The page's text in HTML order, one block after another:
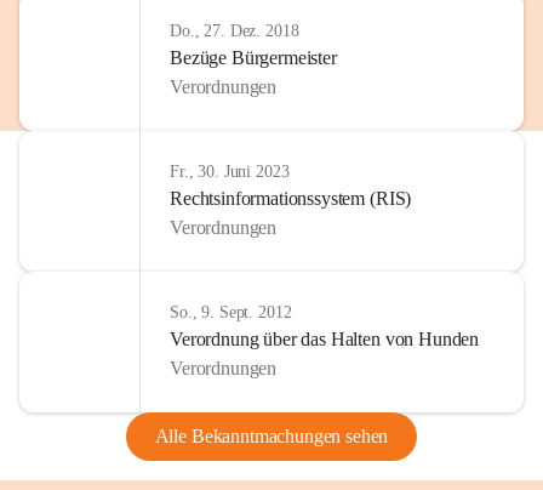
Do., 27. Dez. 2018
Bezüge Bürgermeister
Verordnungen
Fr., 30. Juni 2023
Rechtsinformationssystem (RIS)
Verordnungen
So., 9. Sept. 2012
Verordnung über das Halten von Hunden
Verordnungen
Alle Bekanntmachungen sehen